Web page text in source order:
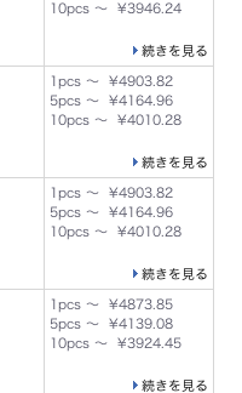
10pcs ～ ¥3946.24
続きを見る
1pcs ～ ¥4903.82
5pcs ～ ¥4164.96
10pcs ～ ¥4010.28
続きを見る
1pcs ～ ¥4903.82
5pcs ～ ¥4164.96
10pcs ～ ¥4010.28
続きを見る
1pcs ～ ¥4873.85
5pcs ～ ¥4139.08
10pcs ～ ¥3924.45
続きを見る